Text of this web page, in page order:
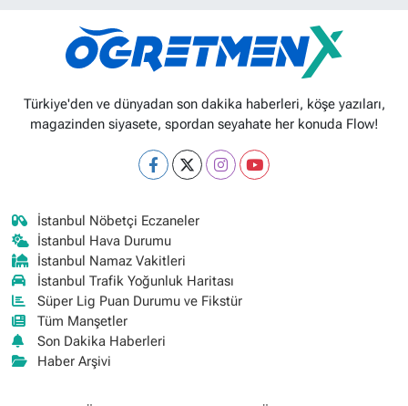
Türkiye'den ve dünyadan son dakika haberleri, köşe yazıları,
magazinden siyasete, spordan seyahate her konuda Flow!
İstanbul Nöbetçi Eczaneler
İstanbul Hava Durumu
İstanbul Namaz Vakitleri
İstanbul Trafik Yoğunluk Haritası
Süper Lig Puan Durumu ve Fikstür
Tüm Manşetler
Son Dakika Haberleri
Haber Arşivi